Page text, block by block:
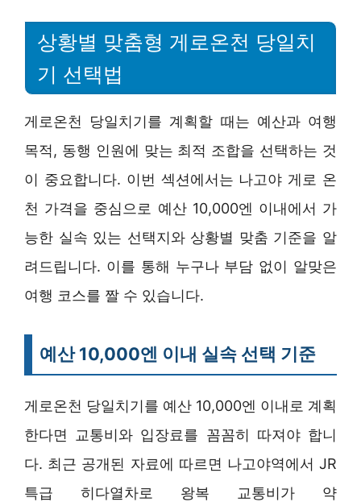
상황별 맞춤형 게로온천 당일치
기 선택법
게로온천 당일치기를 계획할 때는 예산과 여행
목적, 동행 인원에 맞는 최적 조합을 선택하는 것
이 중요합니다. 이번 섹션에서는 나고야 게로 온
천 가격을 중심으로 예산 10,000엔 이내에서 가
능한 실속 있는 선택지와 상황별 맞춤 기준을 알
려드립니다. 이를 통해 누구나 부담 없이 알맞은
여행 코스를 짤 수 있습니다.
예산 10,000엔 이내 실속 선택 기준
게로온천 당일치기를 예산 10,000엔 이내로 계획
한다면 교통비와 입장료를 꼼꼼히 따져야 합니
다. 최근 공개된 자료에 따르면 나고야역에서 JR
특급 히다열차로 왕복 교통비가 약